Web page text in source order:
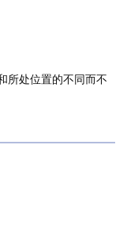
所处位置的不同而不